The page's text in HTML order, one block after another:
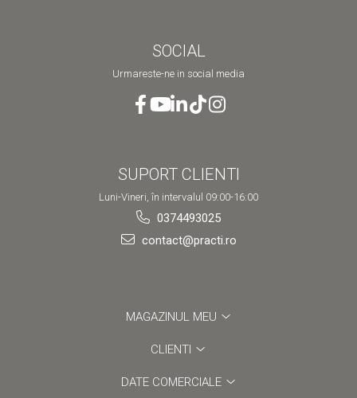
SOCIAL
Urmareste-ne in social media
SUPORT CLIENTI
Luni-Vineri, în intervalul 09:00-16:00
0374493025
contact@practi.ro
MAGAZINUL MEU
CLIENTI
DATE COMERCIALE